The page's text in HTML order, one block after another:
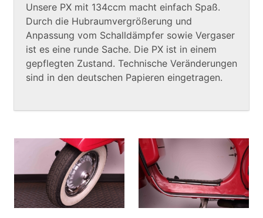
Unsere PX mit 134ccm macht einfach Spaß.
Durch die Hubraumvergrößerung und
Anpassung vom Schalldämpfer sowie Vergaser
ist es eine runde Sache. Die PX ist in einem
gepflegten Zustand. Technische Veränderungen
sind in den deutschen Papieren eingetragen.